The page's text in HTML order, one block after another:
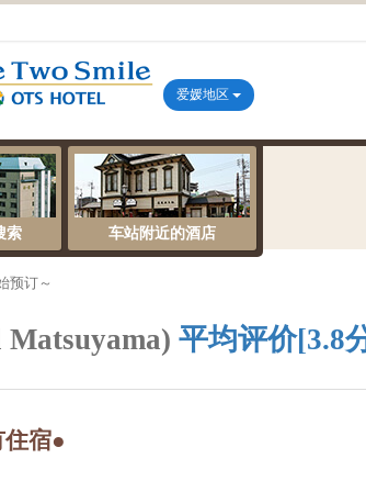
爱媛地区
索 车站附近的酒店
预订～
Matsuyama) 平均评价[3.8
宿●